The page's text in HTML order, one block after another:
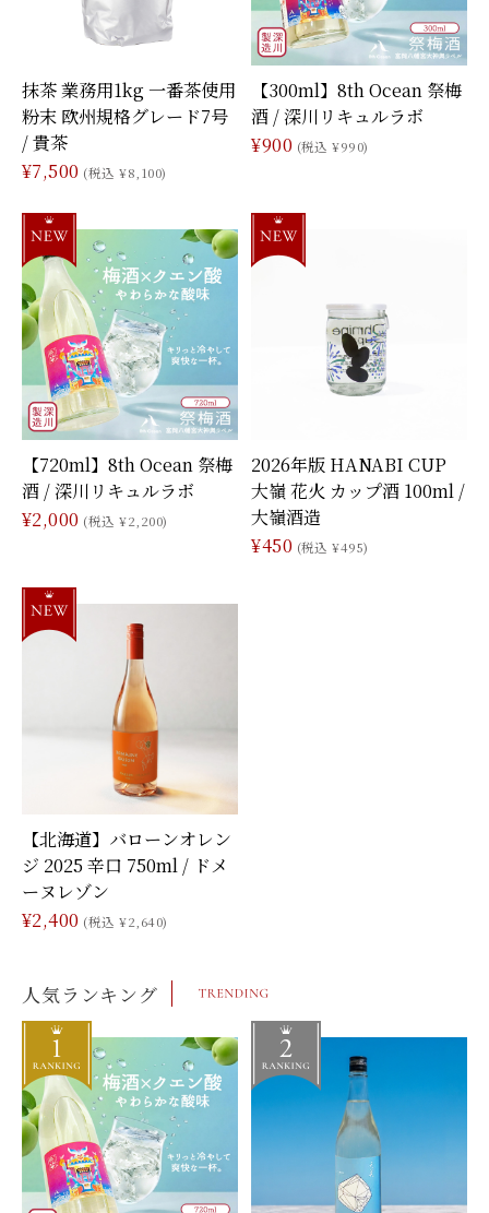
抹茶 業務用1kg 一番茶使用
粉末 欧州規格グレード7号
/ 貴茶
¥7,500 (税込 ¥8,100)
【300ml】8th Ocean 祭梅
酒 / 深川リキュルラボ
¥900 (税込 ¥990)
【720ml】8th Ocean 祭梅
酒 / 深川リキュルラボ
¥2,000 (税込 ¥2,200)
2026年版 HANABI CUP
大嶺 花火 カップ酒 100ml /
大嶺酒造
¥450 (税込 ¥495)
【北海道】バローンオレン
ジ 2025 辛口 750ml / ドメ
ーヌレゾン
¥2,400 (税込 ¥2,640)
人気ランキング